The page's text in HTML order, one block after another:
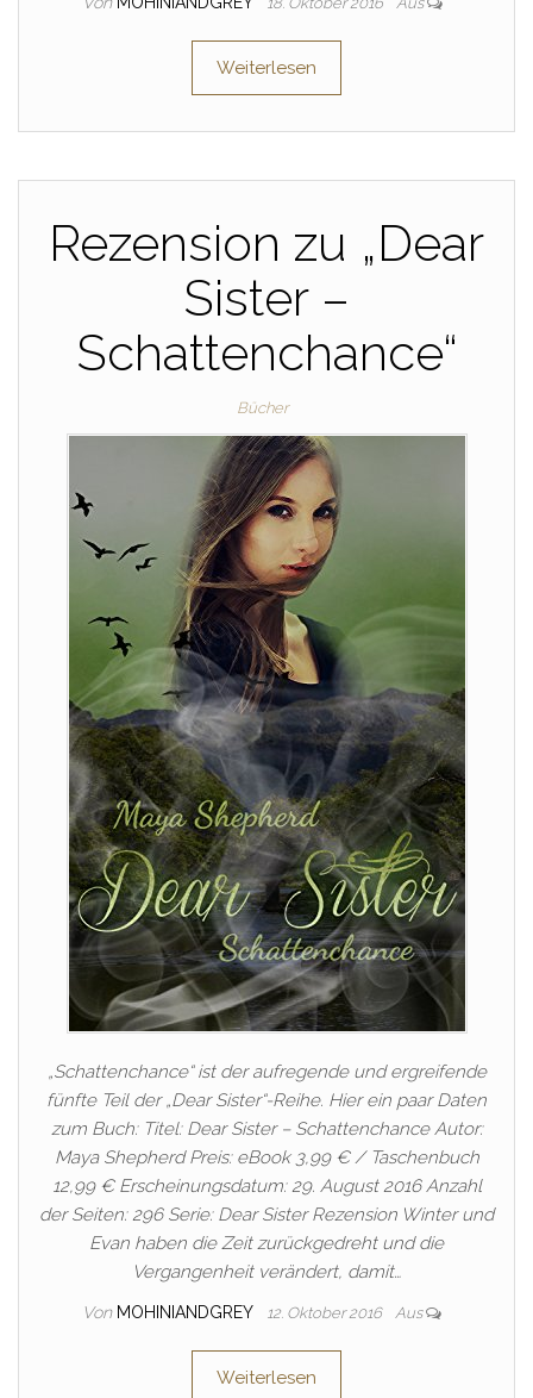
Weiterlesen
Rezension zu „Dear
Sister –
Schattenchance“
Bücher
„Schattenchance“ ist der aufregende und ergreifende
fünfte Teil der „Dear Sister“-Reihe. Hier ein paar Daten
zum Buch: Titel: Dear Sister – Schattenchance Autor:
Maya Shepherd Preis: eBook 3,99 € / Taschenbuch
12,99 € Erscheinungsdatum: 29. August 2016 Anzahl
der Seiten: 296 Serie: Dear Sister Rezension Winter und
Evan haben die Zeit zurückgedreht und die
Vergangenheit verändert, damit…
Von MOHINIANDGREY 12. Oktober 2016 Aus
Weiterlesen